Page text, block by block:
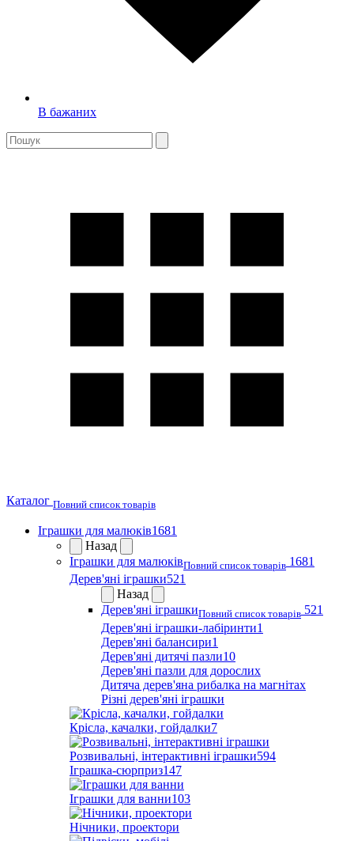
В бажаних
Каталог Повний список товарів
Іграшки для малюків1681
Назад
Іграшки для малюківПовний список товарів 1681
Дерев'яні іграшки521
Назад
Дерев'яні іграшкиПовний список товарів 521
Дерев'яні іграшки-лабіринти1
Дерев'яні балансири1
Дерев'яні дитячі пазли10
Дерев'яні пазли для дорослих
Дитяча дерев'яна рибалка на магнітах
Різні дерев'яні іграшки
Крісла, качалки, гойдалки7
Розвивальні, інтерактивні іграшки594
Іграшка-сюрприз147
Іграшки для ванни103
Нічники, проектори